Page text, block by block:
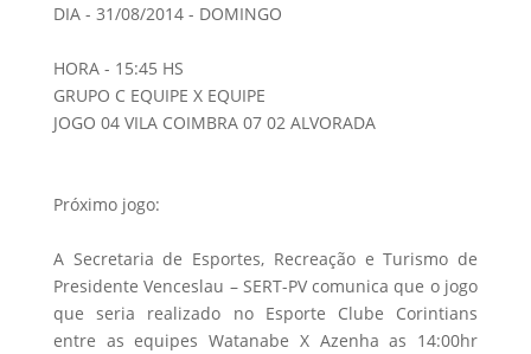
DIA - 31/08/2014 - DOMINGO
HORA - 15:45 HS
GRUPO C EQUIPE X EQUIPE
JOGO 04 VILA COIMBRA 07 02 ALVORADA
Próximo jogo:
A Secretaria de Esportes, Recreação e Turismo de
Presidente Venceslau – SERT-PV comunica que o jogo
que seria realizado no Esporte Clube Corintians
entre as equipes Watanabe X Azenha as 14:00hr